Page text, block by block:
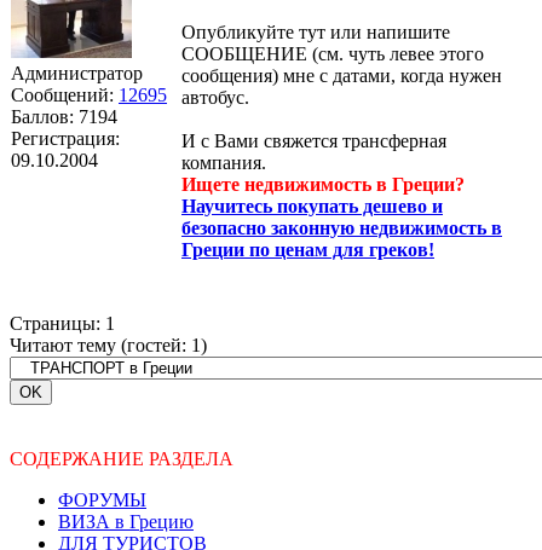
Администратор
Сообщений: 12695
Баллов: 7194
Регистрация:
09.10.2004
Опубликуйте тут или напишите
СООБЩЕНИЕ (см. чуть левее этого
сообщения) мне с датами, когда нужен
автобус.
И с Вами свяжется трансферная
компания.
Ищете недвижимость в Греции?
Научитесь покупать дешево и
безопасно законную недвижимость в
Греции по ценам для греков!
Страницы: 1
Читают тему (гостей: 1)
СОДЕРЖАНИЕ РАЗДЕЛА
ФОРУМЫ
ВИЗА в Грецию
ДЛЯ ТУРИСТОВ